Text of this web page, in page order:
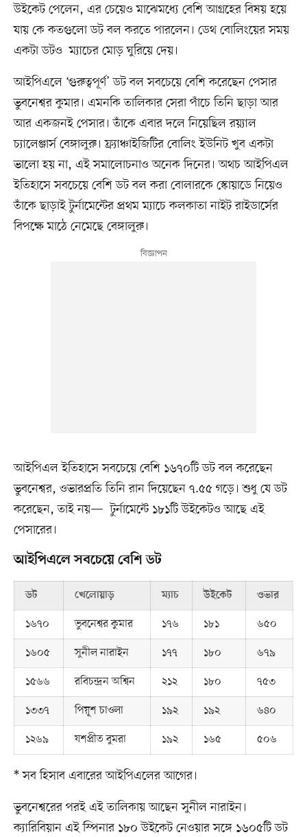
উইকেট পেলেন, এর চেয়েও মাঝেমধ্যে বেশি আগ্রহের বিষয় হয়ে
যায় কে কতগুলো ডট বল করতে পারলেন। ডেথ বোলিংয়ের সময়
একটা ডটও ম্যাচের মোড় ঘুরিয়ে দেয়।
আইপিএলে ‘গুরুত্বপূর্ণ’ ডট বল সবচেয়ে বেশি করেছেন পেসার
ভুবনেশ্বর কুমার। এমনকি তালিকার সেরা পাঁচে তিনি ছাড়া আর
আর একজনই পেসার। তাঁকে এবার দলে নিয়েছিল রয়্যাল
চ্যালেঞ্জার্স বেঙ্গালুরু। ফ্র্যাঞ্চাইজিটির বোলিং ইউনিট খুব একটা
ভালো হয় না, এই সমালোচনাও অনেক দিনের। অথচ আইপিএল
ইতিহাসে সবচেয়ে বেশি ডট বল করা বোলারকে স্কোয়াডে নিয়েও
তাঁকে ছাড়াই টুর্নামেন্টের প্রথম ম্যাচে কলকাতা নাইট রাইডার্সের
বিপক্ষে মাঠে নেমেছে বেঙ্গালুরু।
আইপিএল ইতিহাসে সবচেয়ে বেশি ১৬৭০টি ডট বল করেছেন
ভুবনেশ্বর, ওভারপ্রতি তিনি রান দিয়েছেন ৭.৫৫ গড়ে। শুধু যে ডট
করেছেন, তাই নয়— টুর্নামেন্টে ১৮১টি উইকেটও আছে এই
পেসারের।
আইপিএলে সবচেয়ে বেশি ডট
ডট খেলোয়াড় ম্যাচ উইকেট ওভার
১৬৭০ ভুবনেশ্বর কুমার ১৭৬ ১৮১
৬৫০
১৬০৫
সুনীল নারাইন ১৭৭ ১৮০
৬৭৯
১৫৬৬
রবিচন্দ্রন অশ্বিন ২১২ ১৮০
৭৫৩
১৩৩৭
পিয়ূশ চাওলা ১৯২ ১৯২
৬৪০
১২৬৯
যশপ্রীত বুমরা ১৯২ ১৬৫ ৫০৬
* সব হিসাব এবারের আইপিএলের আগের।
ভুবনেশ্বরের পরই এই তালিকায় আছেন সুনীল নারাইন।
ক্যারিবিয়ান এই স্পিনার ১৮০ উইকেট নেওয়ার সঙ্গে ১৬০৫টি ডট